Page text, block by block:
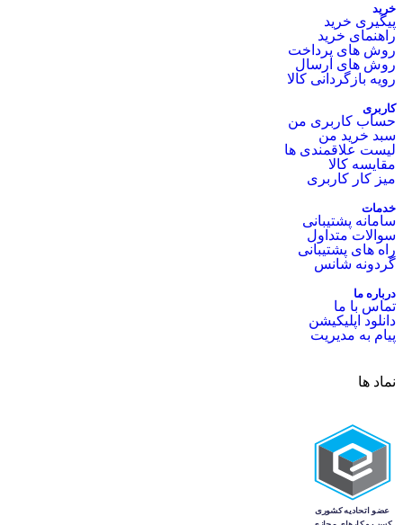
خرید
پیگیری خرید
راهنمای خرید
روش های پرداخت
روش های ارسال
رویه بازگردانی کالا
کاربری
حساب کاربری من
سبد خرید من
لیست علاقمندی ها
مقایسه کالا
میز کار کاربری
خدمات
سامانه پشتیبانی
سوالات متداول
راه های پشتیبانی
گردونه شانس
درباره ما
تماس با ما
دانلود اپلیکیشن
پیام به مدیریت
نماد ها